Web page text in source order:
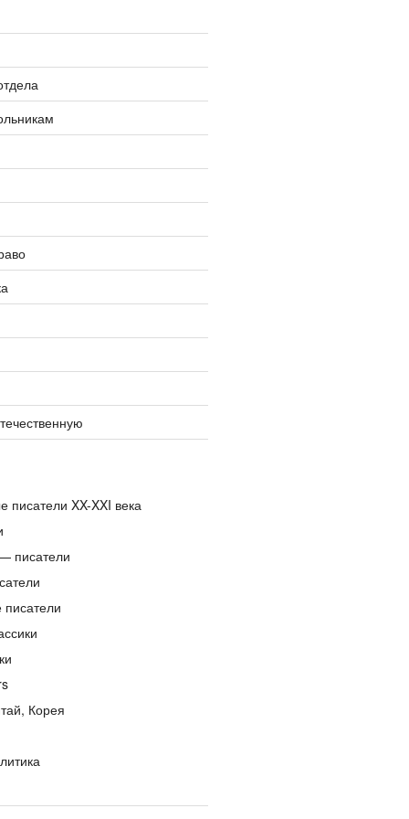
писатели XX-XXI века
писатели
писатели
Корея